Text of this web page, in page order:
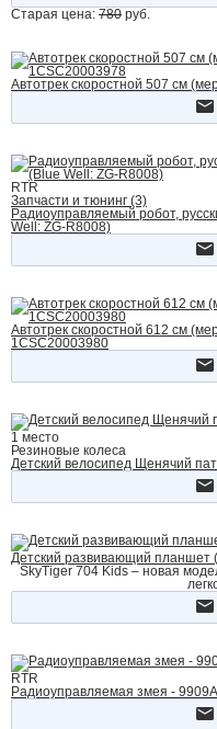
Старая цена: 780 руб.
Автотрек скоростной 507 см
RTR
Запчасти и тюнинг (3)
Радиоуправляемый робот,
Well: ZG-R8008)
Автотрек скоростной 612 см
1CSC20003980
1 место
Резиновые колеса
Детский велосипед Щенячий
Детский развивающий планшет
SkyTiger 704 Kids – новая
RTR
Радиоуправляемая змея -